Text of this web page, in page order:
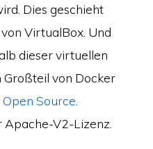
Dies geschieht
VirtualBox. Und
dieser virtuellen
Großteil von Docker
Open Source
V2-Lizenz.